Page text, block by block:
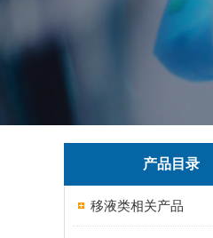
产品目录
移液类相关产品